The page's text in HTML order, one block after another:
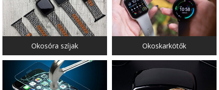
Okosóra szíjak Okoskarkötők